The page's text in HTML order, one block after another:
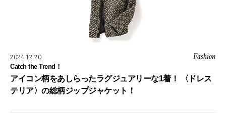
Fashion
2024.12.20
Catch the Trend！
アイコン柄をあしらったラグジュアリーな1着！ 〈ドレス
テリア〉の総柄ジップジャケット！